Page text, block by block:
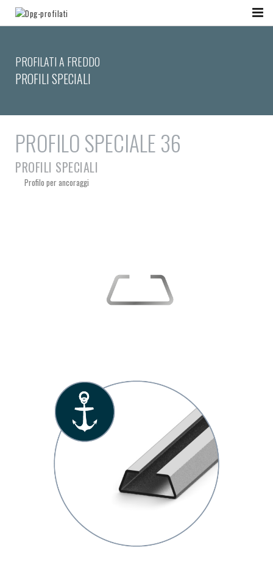
PROFILATI A FREDDO
PROFILI SPECIALI
PROFILO SPECIALE 36
PROFILI SPECIALI
Profilo per ancoraggi